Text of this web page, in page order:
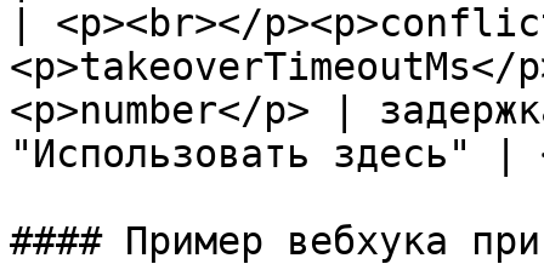
| <p><br></
<p>number</p> |
"Использовать здесь" |
#### Пример вебхука